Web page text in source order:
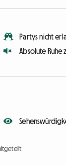
Partys nicht
Absolute Ruhe